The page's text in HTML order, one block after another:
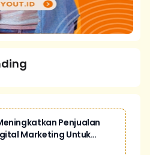
Penjualan
Marketing Untuk
Lebih Kompetitif